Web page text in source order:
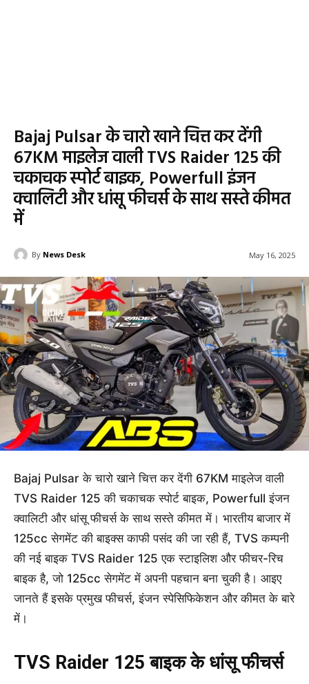
Bajaj Pulsar के चारो खाने चित्त कर देंगी
67KM माइलेज वाली TVS Raider 125 की
चकाचक स्पोर्ट बाइक, Powerfull इंजन
क्वालिटी और धांसू फीचर्स के साथ सस्ते कीमत
में
By News Desk May 16, 2025
Bajaj Pulsar के चारो खाने चित्त कर देंगी 67KM माइलेज वाली
TVS Raider 125 की चकाचक स्पोर्ट बाइक, Powerfull इंजन
क्वालिटी और धांसू फीचर्स के साथ सस्ते कीमत में। भारतीय बाजार में
125cc सेगमेंट की बाइक्स काफी पसंद की जा रही हैं, TVS कम्पनी
की नई बाइक TVS Raider 125 एक स्टाइलिश और फीचर-रिच
बाइक है, जो 125cc सेगमेंट में अपनी पहचान बना चुकी है। आइए
जानते हैं इसके प्रमुख फीचर्स, इंजन स्पेसिफिकेशन और कीमत के बारे
में।
TVS Raider 125 बाइक के धांसू फीचर्स